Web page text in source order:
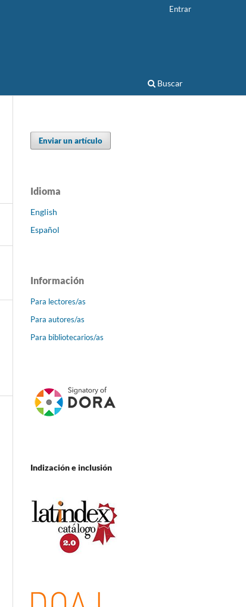
Buscar
Entrar
Enviar un artículo
Idioma
English
Español
Información
Para lectores/as
Para autores/as
Para bibliotecarios/as
Indización e inclusión